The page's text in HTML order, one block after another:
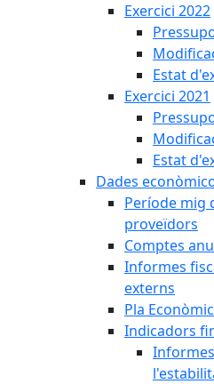
Exercici 2022
Estat
Exercici 2021
Estat
Dades
Període mig
proveïdors
Comptes
Informes
externs
Pla
Indicadors